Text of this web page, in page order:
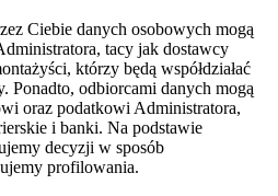
Ciebie danych osobowych mogą
tacy jak dostawcy
którzy będą współdziałać
odbiorcami danych mogą
oraz podatkowi Administratora,
i banki. Na podstawie
decyzji w sposób
profilowania.